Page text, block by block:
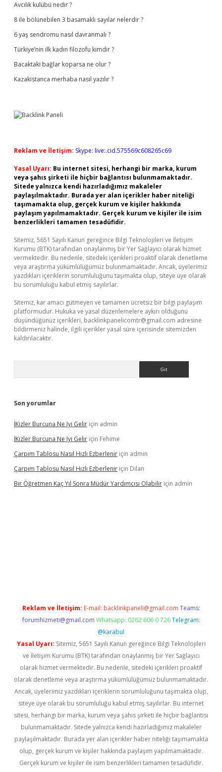
Avcılık kulübü nedir ?
8 ile bölünebilen 3 basamaklı sayılar nelerdir ?
6 yaş sendromu nasıl davranmalı ?
Türkiye’nin ilk kadın filozofu kimdir ?
Bacaktaki bağlar koparsa ne olur ?
Kazakistanca merhaba nasıl yazılır ?
Reklam ve İletişim: Skype: live:.cid.575569c608265c69
Yasal Uyarı: Bu internet sitesi, herhangi bir marka, kurum
veya şahıs şirketi ile hiçbir bağlantısı bulunmamaktadır.
Sitede yalnızca kendi hazırladığımız makaleler
paylaşılmaktadır. Burada yer alan içerikler haber niteliği
taşımamakta olup, gerçek kurum ve kişiler hakkında
paylaşım yapılmamaktadır. Gerçek kurum ve kişiler ile isim
benzerlikleri tamamen tesadüfidir.
Sitemiz, 5651 Sayılı Kanun gereğince Bilgi Teknolojileri ve İletişim
Kurumu (BTK) tarafından onaylanmış bir Yer Sağlayıcı olarak hizmet
vermektedir. Bu nedenle, sitedeki içerikleri proaktif olarak denetleme
veya araştırma yükümlülüğümüz bulunmamaktadır. Ancak, üyelerimiz
yazdıkları içeriklerin sorumluluğunu taşımakta olup, siteye üye olarak
bu sorumluluğu kabul etmiş sayılırlar.
Sitemiz, kar amacı gütmeyen ve tamamen ücretsiz bir bilgi paylaşım
platformudur. Hukuka ve yasal düzenlemelere aykırı olduğunu
düşündüğünüz içerikleri, backlinkpanelicomtr@gmail.com adresine
bildirmeniz halinde, ilgili içerikler yasal süre içerisinde sitemizden
kaldırılacaktır.
Son yorumlar
İKizler Burcuna Ne Iyi Gelir için admin
İKizler Burcuna Ne Iyi Gelir için Fehime
Çarpım Tablosu Nasıl Hızlı Ezberlenir için admin
Çarpım Tablosu Nasıl Hızlı Ezberlenir için Dilan
Bir Öğretmen Kaç Yıl Sonra Müdür Yardımcısı Olabilir için admin
Reklam ve İletişim: E-mail: backlinkpaneli@gmail.com Teams:
forumhizmeti@gmail.com Whatsapp: 0262 606 0 726 Telegram:
@karabul
Yasal Uyarı: Sitemiz, 5651 Sayılı Kanun gereğince Bilgi Teknolojileri
ve İletişim Kurumu (BTK) tarafından onaylanmış bir Yer Sağlayıcı
olarak hizmet vermektedir. Bu nedenle, sitedeki içerikleri proaktif
olarak denetleme veya araştırma yükümlülüğümüz bulunmamaktadır.
Ancak, üyelerimiz yazdıkları içeriklerin sorumluluğunu taşımakta olup,
siteye üye olarak bu sorumluluğu kabul etmiş sayılırlar. Bu internet
sitesi, herhangi bir marka, kurum veya şahıs şirketi ile hiçbir bağlantısı
bulunmamaktadır. Sitede yalnızca kendi hazırladığımız makaleler
paylaşılmaktadır. Burada yer alan içerikler haber niteliği taşımamakta
olup, gerçek kurum ve kişiler hakkında paylaşım yapılmamaktadır.
Gerçek kurum ve kişiler ile isim benzerlikleri tamamen tesadüfidir.